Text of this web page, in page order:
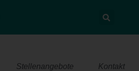
Stellenangebote Kontakt